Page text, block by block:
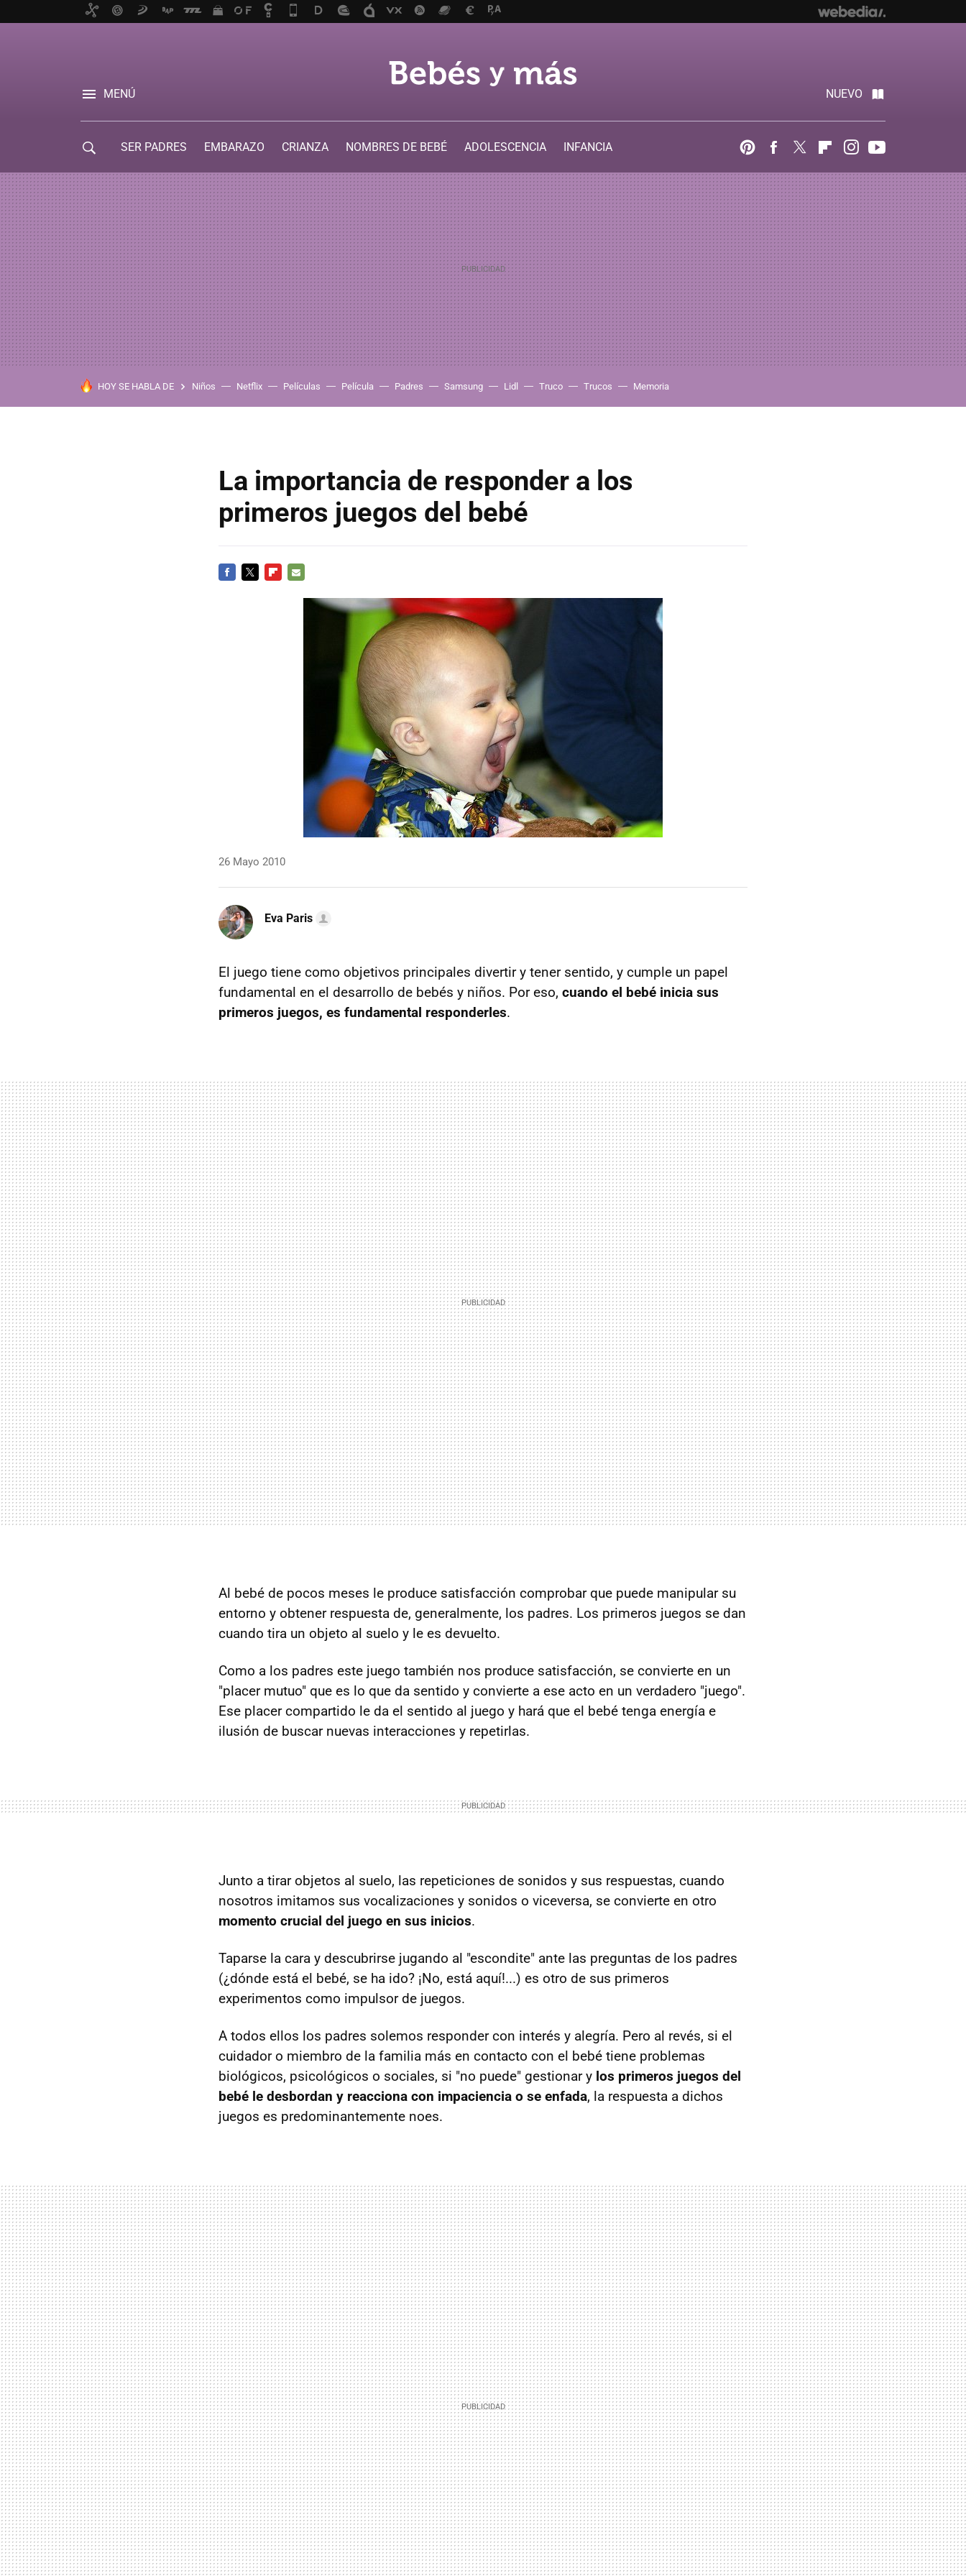
MENÚ NUEVO
SER PADRES EMBARAZO CRIANZA NOMBRES DE BEBÉ ADOLESCENCIA
INFANCIA
PinterestFacebook
Twitter FlipboardInstagram
HOY SE HABLA DE Niños Netflix Películas Película Padres Samsung Lidl Truco Trucos Memoria
La importancia de responder a los
primeros juegos del bebé
26 Mayo 2010
Eva Paris
El juego tiene como objetivos principales divertir y tener sentido, y cumple un papel
fundamental en el desarrollo de bebés y niños. Por eso, cuando el bebé inicia sus
primeros juegos, es fundamental responderles.
Al bebé de pocos meses le produce satisfacción comprobar que puede manipular su
entorno y obtener respuesta de, generalmente, los padres. Los primeros juegos se dan
cuando tira un objeto al suelo y le es devuelto.
Como a los padres este juego también nos produce satisfacción, se convierte en un
"placer mutuo" que es lo que da sentido y convierte a ese acto en un verdadero "juego".
Ese placer compartido le da el sentido al juego y hará que el bebé tenga energía e
ilusión de buscar nuevas interacciones y repetirlas.
Junto a tirar objetos al suelo, las repeticiones de sonidos y sus respuestas, cuando
nosotros imitamos sus vocalizaciones y sonidos o viceversa, se convierte en otro
momento crucial del juego en sus inicios.
Taparse la cara y descubrirse jugando al "escondite" ante las preguntas de los padres
(¿dónde está el bebé, se ha ido? ¡No, está aquí!...) es otro de sus primeros
experimentos como impulsor de juegos.
A todos ellos los padres solemos responder con interés y alegría. Pero al revés, si el
cuidador o miembro de la familia más en contacto con el bebé tiene problemas
biológicos, psicológicos o sociales, si "no puede" gestionar y los primeros juegos del
bebé le desbordan y reacciona con impaciencia o se enfada, la respuesta a dichos
juegos es predominantemente noes.